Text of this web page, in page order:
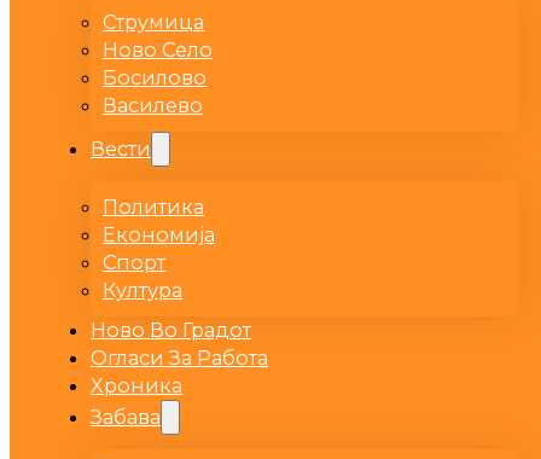
Струмица
Ново Село
Босилово
Василево
Вести
Политика
Економија
Спорт
Култура
Ново Во Градот
Огласи За Работа
Хроника
Забава